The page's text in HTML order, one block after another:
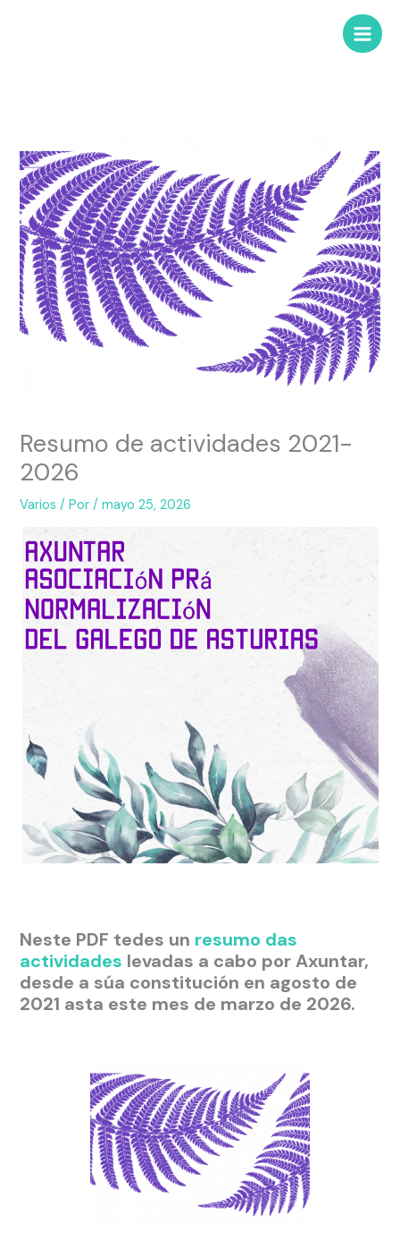
Resumo de actividades 2021-
2026
Varios / Por/mayo 25, 2026
Neste PDF tedes un resumo das
actividades levadas a cabo por Axuntar,
desde a súa constitución en agosto de
2021 asta este mes de marzo de 2026.